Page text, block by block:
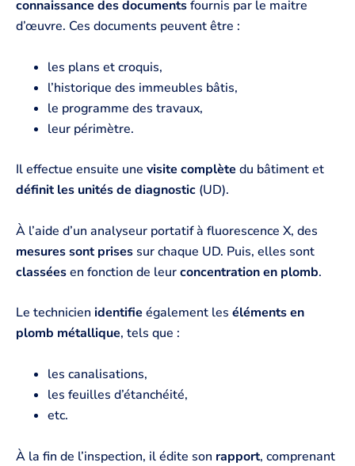
connaissance des documentsfournis par le maitre
d’œuvre. Ces documents peuvent être :
les plans et croquis,
l’historique des immeubles bâtis,
le programme des travaux,
leur périmètre.
Il effectue ensuite une visite complète du bâtiment et
définit les unités de diagnostic (UD).
À l’aide d’un analyseur portatif à fluorescence X, des
mesures sont prises sur chaque UD. Puis, elles sont
classéesen fonction de leurconcentration en plomb.
Le technicien identifie également les éléments en
plomb métallique, tels que :
les canalisations,
les feuilles d’étanchéité,
etc.
À la fin de l’inspection, il édite son rapport, comprenant